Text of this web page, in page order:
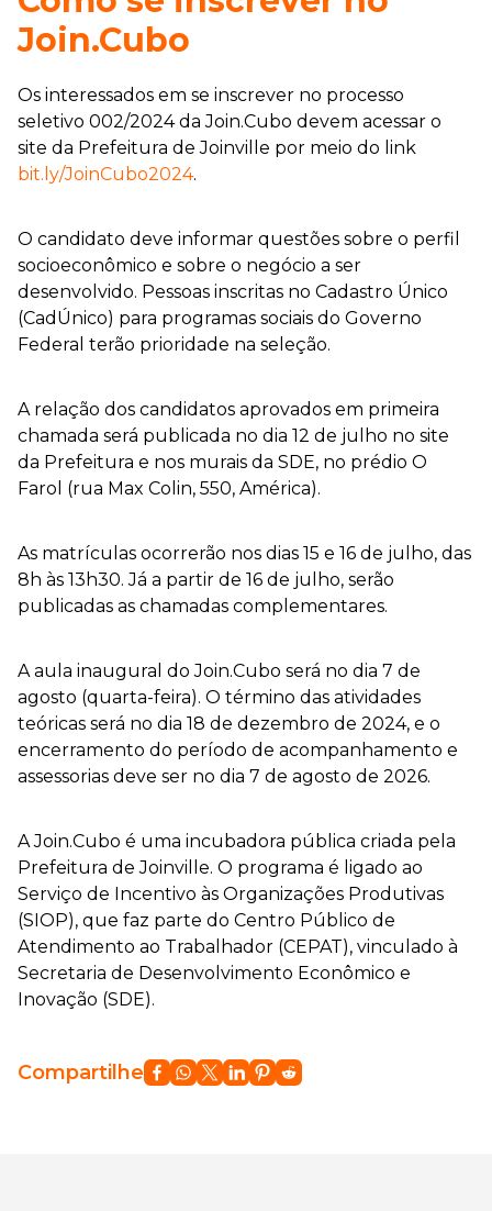
Join.Cubo
Os interessados em se inscrever no processo
seletivo 002/2024 da Join.Cubo devem acessar o
site da Prefeitura de Joinville por meio do link
bit.ly/JoinCubo2024.
O candidato deve informar questões sobre o perfil
socioeconômico e sobre o negócio a ser
desenvolvido. Pessoas inscritas no Cadastro Único
(CadÚnico) para programas sociais do Governo
Federal terão prioridade na seleção.
A relação dos candidatos aprovados em primeira
chamada será publicada no dia 12 de julho no site
da Prefeitura e nos murais da SDE, no prédio O
Farol (rua Max Colin, 550, América).
As matrículas ocorrerão nos dias 15 e 16 de julho, das
8h às 13h30. Já a partir de 16 de julho, serão
publicadas as chamadas complementares.
A aula inaugural do Join.Cubo será no dia 7 de
agosto (quarta-feira). O término das atividades
teóricas será no dia 18 de dezembro de 2024, e o
encerramento do período de acompanhamento e
assessorias deve ser no dia 7 de agosto de 2026.
A Join.Cubo é uma incubadora pública criada pela
Prefeitura de Joinville. O programa é ligado ao
Serviço de Incentivo às Organizações Produtivas
(SIOP), que faz parte do Centro Público de
Atendimento ao Trabalhador (CEPAT), vinculado à
Secretaria de Desenvolvimento Econômico e
Inovação (SDE).
Compartilhe